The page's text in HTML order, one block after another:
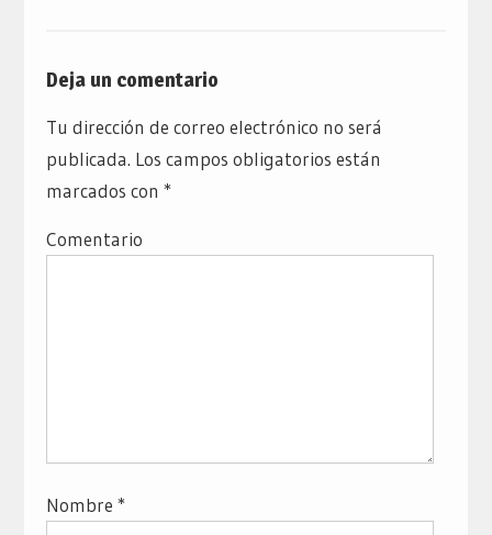
Deja un comentario
Tu dirección de correo electrónico no será
publicada. Los campos obligatorios están
marcados con *
Comentario
Nombre *